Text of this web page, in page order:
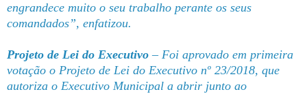
engrandece muito o seu trabalho perante os seus
comandados”, enfatizou.
Projeto de Lei do Executivo – Foi aprovado em primeira
votação o Projeto de Lei do Executivo nº 23/2018, que
autoriza o Executivo Municipal a abrir junto ao